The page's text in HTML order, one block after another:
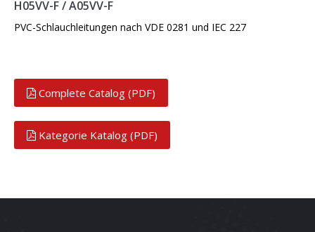
H05VV-F / A05VV-F
PVC-Schlauchleitungen nach VDE 0281 und IEC 227
Complete Catalog (PDF)
Kategorie Katalog (PDF)